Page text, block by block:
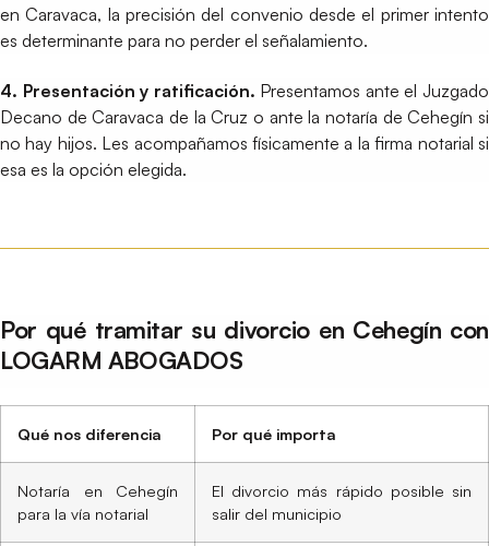
en Caravaca, la precisión del convenio desde el primer intento
es determinante para no perder el señalamiento.
4. Presentación y ratificación. Presentamos ante el Juzgado
Decano de Caravaca de la Cruz o ante la notaría de Cehegín si
no hay hijos. Les acompañamos físicamente a la firma notarial si
esa es la opción elegida.
Por qué tramitar su divorcio en Cehegín con
LOGARM ABOGADOS
Qué nos diferencia Por qué importa
Notaría en Cehegín
para la vía notarial
El divorcio más rápido posible sin
salir del municipio